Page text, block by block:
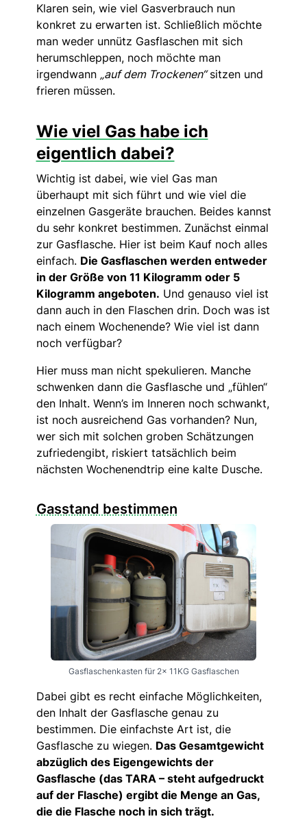
Klaren sein, wie viel Gasverbrauch nun
konkret zu erwarten ist. Schließlich möchte
man weder unnütz Gasflaschen mit sich
herumschleppen, noch möchte man
irgendwann „auf dem Trockenen“sitzen und
frieren müssen.
Wie viel Gas habe ich
eigentlich dabei?
Wichtig ist dabei, wie viel Gas man
überhaupt mit sich führt und wie viel die
einzelnen Gasgeräte brauchen. Beides kannst
du sehr konkret bestimmen. Zunächst einmal
zur Gasflasche. Hier ist beim Kauf noch alles
einfach. Die Gasflaschen werden entweder
in der Größe von 11 Kilogramm oder 5
Kilogramm angeboten. Und genauso viel ist
dann auch in den Flaschen drin. Doch was ist
nach einem Wochenende? Wie viel ist dann
noch verfügbar?
Hier muss man nicht spekulieren. Manche
schwenken dann die Gasflasche und „fühlen“
den Inhalt. Wenn’s im Inneren noch schwankt,
ist noch ausreichend Gas vorhanden? Nun,
wer sich mit solchen groben Schätzungen
zufriedengibt, riskiert tatsächlich beim
nächsten Wochenendtrip eine kalte Dusche.
Gasstand bestimmen
Gasflaschenkasten für 2x 11KG Gasflaschen
Dabei gibt es recht einfache Möglichkeiten,
den Inhalt der Gasflasche genau zu
bestimmen. Die einfachste Art ist, die
Gasflasche zu wiegen. Das Gesamtgewicht
abzüglich des Eigengewichts der
Gasflasche (das TARA – steht aufgedruckt
auf der Flasche) ergibt die Menge an Gas,
die die Flasche noch in sich trägt.